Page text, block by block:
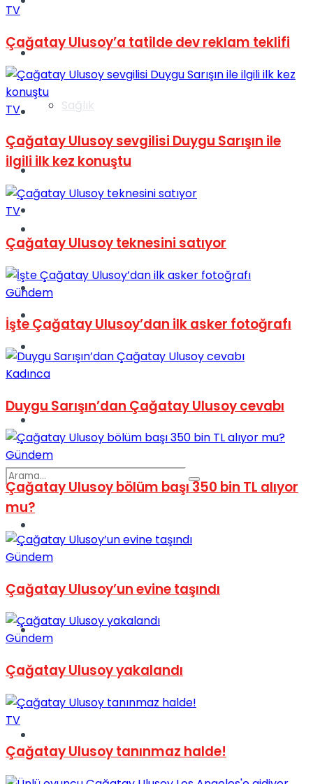
Sağlık
Kadınca
Müzik
Türkiye
Müzik
Sinema
Spor
No Result
View All Result
TV
Çağatay Ulusoy’a tatilde dev reklam teklifi
TV
Çağatay Ulusoy sevgilisi Duygu Sarışın ile
ilgili ilk kez konuştu
TV
Çağatay Ulusoy teknesini satıyor
Gündem
İşte Çağatay Ulusoy’dan ilk asker fotoğrafı
Kadınca
Duygu Sarışın’dan Çağatay Ulusoy cevabı
Gündem
Çağatay Ulusoy bölüm başı 350 bin TL alıyor
mu?
Gündem
Çağatay Ulusoy’un evine taşındı
Gündem
Çağatay Ulusoy yakalandı
TV
Çağatay Ulusoy tanınmaz halde!